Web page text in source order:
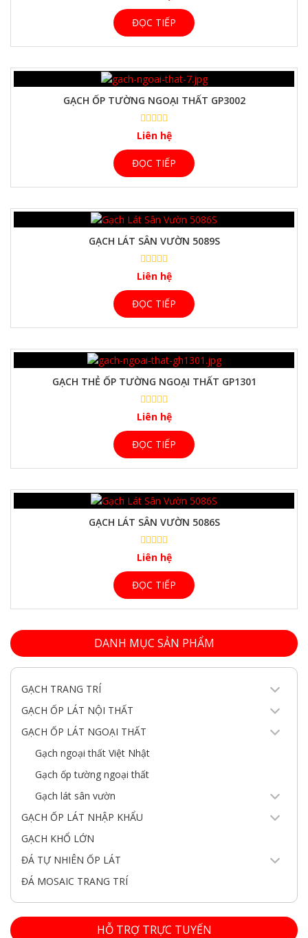
ĐỌC TIẾP
GẠCH ỐP TƯỜNG NGOẠI THẤT GP3002
Liên hệ
ĐỌC TIẾP
GẠCH LÁT SÂN VƯỜN 5089S
Liên hệ
ĐỌC TIẾP
GẠCH THẺ ỐP TƯỜNG NGOẠI THẤT GP1301
Liên hệ
ĐỌC TIẾP
GẠCH LÁT SÂN VƯỜN 5086S
Liên hệ
ĐỌC TIẾP
DANH MỤC SẢN PHẨM
GẠCH TRANG TRÍ
GẠCH ỐP LÁT NỘI THẤT
GẠCH ỐP LÁT NGOẠI THẤT
Gạch ngoại thất Việt Nhật
Gạch ốp tường ngoại thất
Gạch lát sân vườn
GẠCH ỐP LÁT NHẬP KHẨU
GẠCH KHỔ LỚN
ĐÁ TỰ NHIÊN ỐP LÁT
ĐÁ MOSAIC TRANG TRÍ
HỖ TRỢ TRỰC TUYẾN